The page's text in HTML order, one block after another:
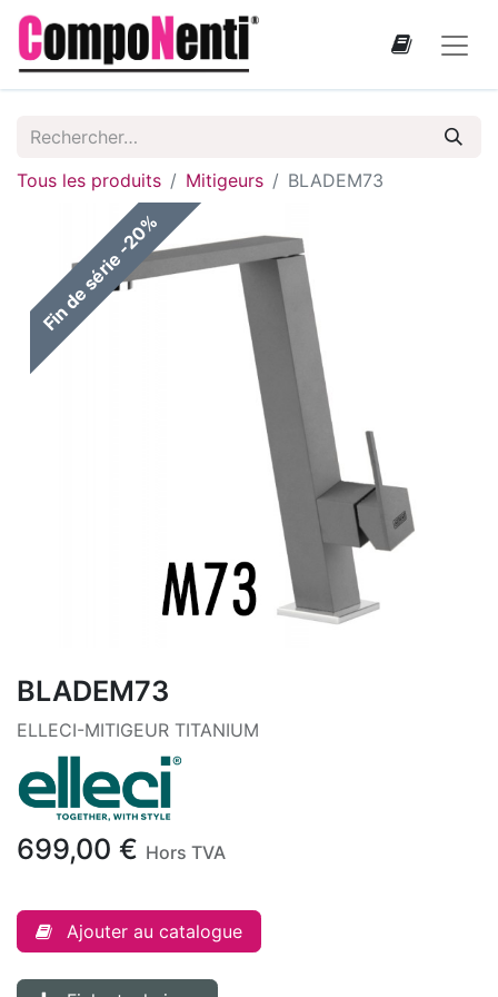
Tous les produits Mitigeurs BLADEM73
Fin de série -20%
BLADEM73
ELLECI-MITIGEUR TITANIUM
699,00 € Hors TVA
Ajouter au catalogue